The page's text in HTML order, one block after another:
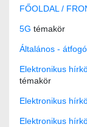
FŐOLDAL /
5G témakör
Általános -
Elektronikus
témakör
Elektronikus
Elektronikus